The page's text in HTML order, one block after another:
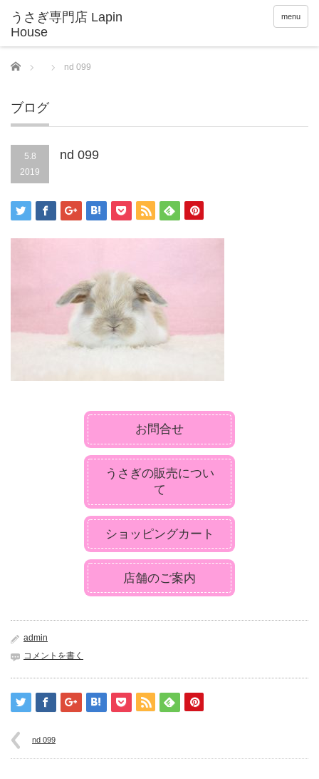
menu
Home nd 099
ブログ
5.8
2019
nd 099
お問合せ
うさぎの販売につい
て
ショッピングカート
店舗のご案内
admin
コメントを書く
nd 099